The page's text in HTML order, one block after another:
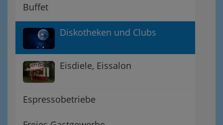
Buffet
Diskotheken und Clubs
Eisdiele, Eissalon
Espressobetriebe